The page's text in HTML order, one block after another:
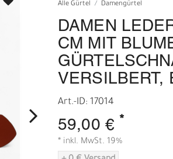
Alle Gürtel Damengürtel
DAMEN
CM MIT
VERSILBERT,
Art.-ID: 17014
59,00 € *
* inkl. MwSt. 19%